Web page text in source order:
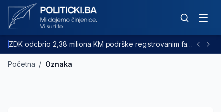
ZDK odobrio 2,38 miliona KM podrške registrovanim farmama goveda
Početna / Oznaka